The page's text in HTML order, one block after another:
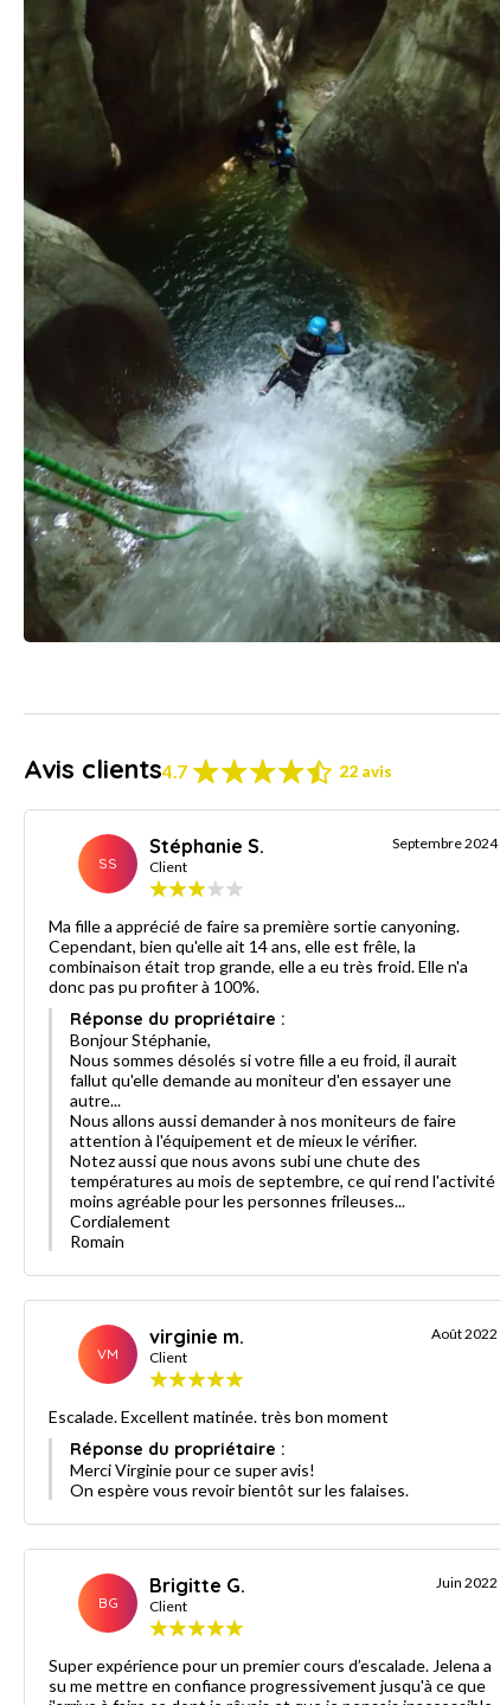
Avis clients4.7 22 avis
SS
Stéphanie S.
Client
Septembre 2024
Ma fille a apprécié de faire sa première sortie canyoning.
Cependant, bien qu'elle ait 14 ans, elle est frêle, la
combinaison était trop grande, elle a eu très froid. Elle n'a
donc pas pu profiter à 100%.
Réponse du propriétaire :
Bonjour Stéphanie,
Nous sommes désolés si votre fille a eu froid, il aurait
fallut qu'elle demande au moniteur d'en essayer une
autre...
Nous allons aussi demander à nos moniteurs de faire
attention à l'équipement et de mieux le vérifier.
Notez aussi que nous avons subi une chute des
températures au mois de septembre, ce qui rend l'activité
moins agréable pour les personnes frileuses...
Cordialement
Romain
VM
virginie m.
Client
Août 2022
Escalade. Excellent matinée. très bon moment
Réponse du propriétaire :
Merci Virginie pour ce super avis!
On espère vous revoir bientôt sur les falaises.
BG
Brigitte G.
Client
Juin 2022
Super expérience pour un premier cours d’escalade. Jelena a
su me mettre en confiance progressivement jusqu'à ce que